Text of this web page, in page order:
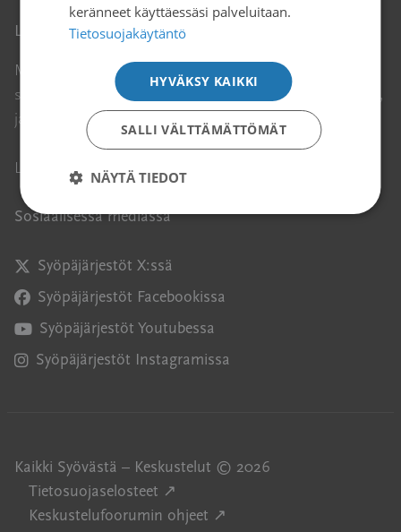
Liity jäseneksi
Meitä on reilu 110 000. Liity paikkakunnallasi toimivaan
syöpäyhdistykseen tai valtakunnalliseen potilasjärjestöön,
ja osallistu Syöpäjärjestöjen tekemään tärkeään työhön.
Liity jäseneksi ↗ Avautuu uuteen ikkunaan
Sosiaalisessa mediassa
Syöpäjärjestöt X:ssä
Avautuu uuteen ikkunaan
Syöpäjärjestöt Facebookissa
Avautuu uuteen ikkunaan
Syöpäjärjestöt Youtubessa
Avautuu uuteen ikkunaan
Syöpäjärjestöt Instagramissa
Avautuu uuteen ikkunaan
Kaikki Syövästä – Keskustelut © 2026
Tietosuojaselosteet ↗
Keskustelufoorumin ohjeet ↗
keränneet käyttäessäsi palveluitaan.
Tietosuojakäytäntö
HYVÄKSY KAIKKI
SALLI VÄLTTÄMÄTTÖMÄT
NÄYTÄ TIEDOT